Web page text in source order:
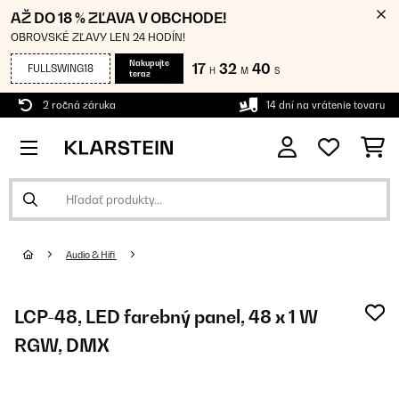
AŽ DO 18 % ZĽAVA V OBCHODE!
OBROVSKÉ ZĽAVY LEN 24 HODÍN!
FULLSWING18
Nakupujte
teraz
17 H 32 M 39 S
2 ročná záruka 14 dní na vrátenie tovaru
Audio & Hifi
LCP-48, LED farebný panel, 48 x 1 W
RGW, DMX